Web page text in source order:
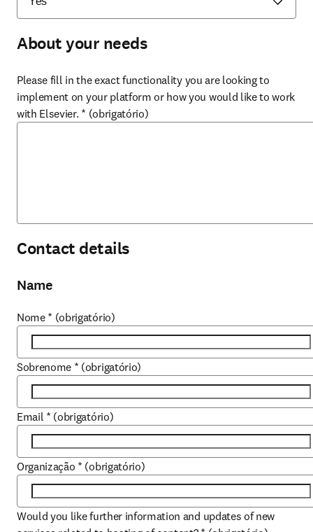
About your needs
Please fill in the exact functionality you are looking to
implement on your platform or how you would like to work
with Elsevier. * (obrigatório)
Contact details
Name
Nome * (obrigatório)
Sobrenome * (obrigatório)
Email * (obrigatório)
Organização * (obrigatório)
Would you like further information and updates of new